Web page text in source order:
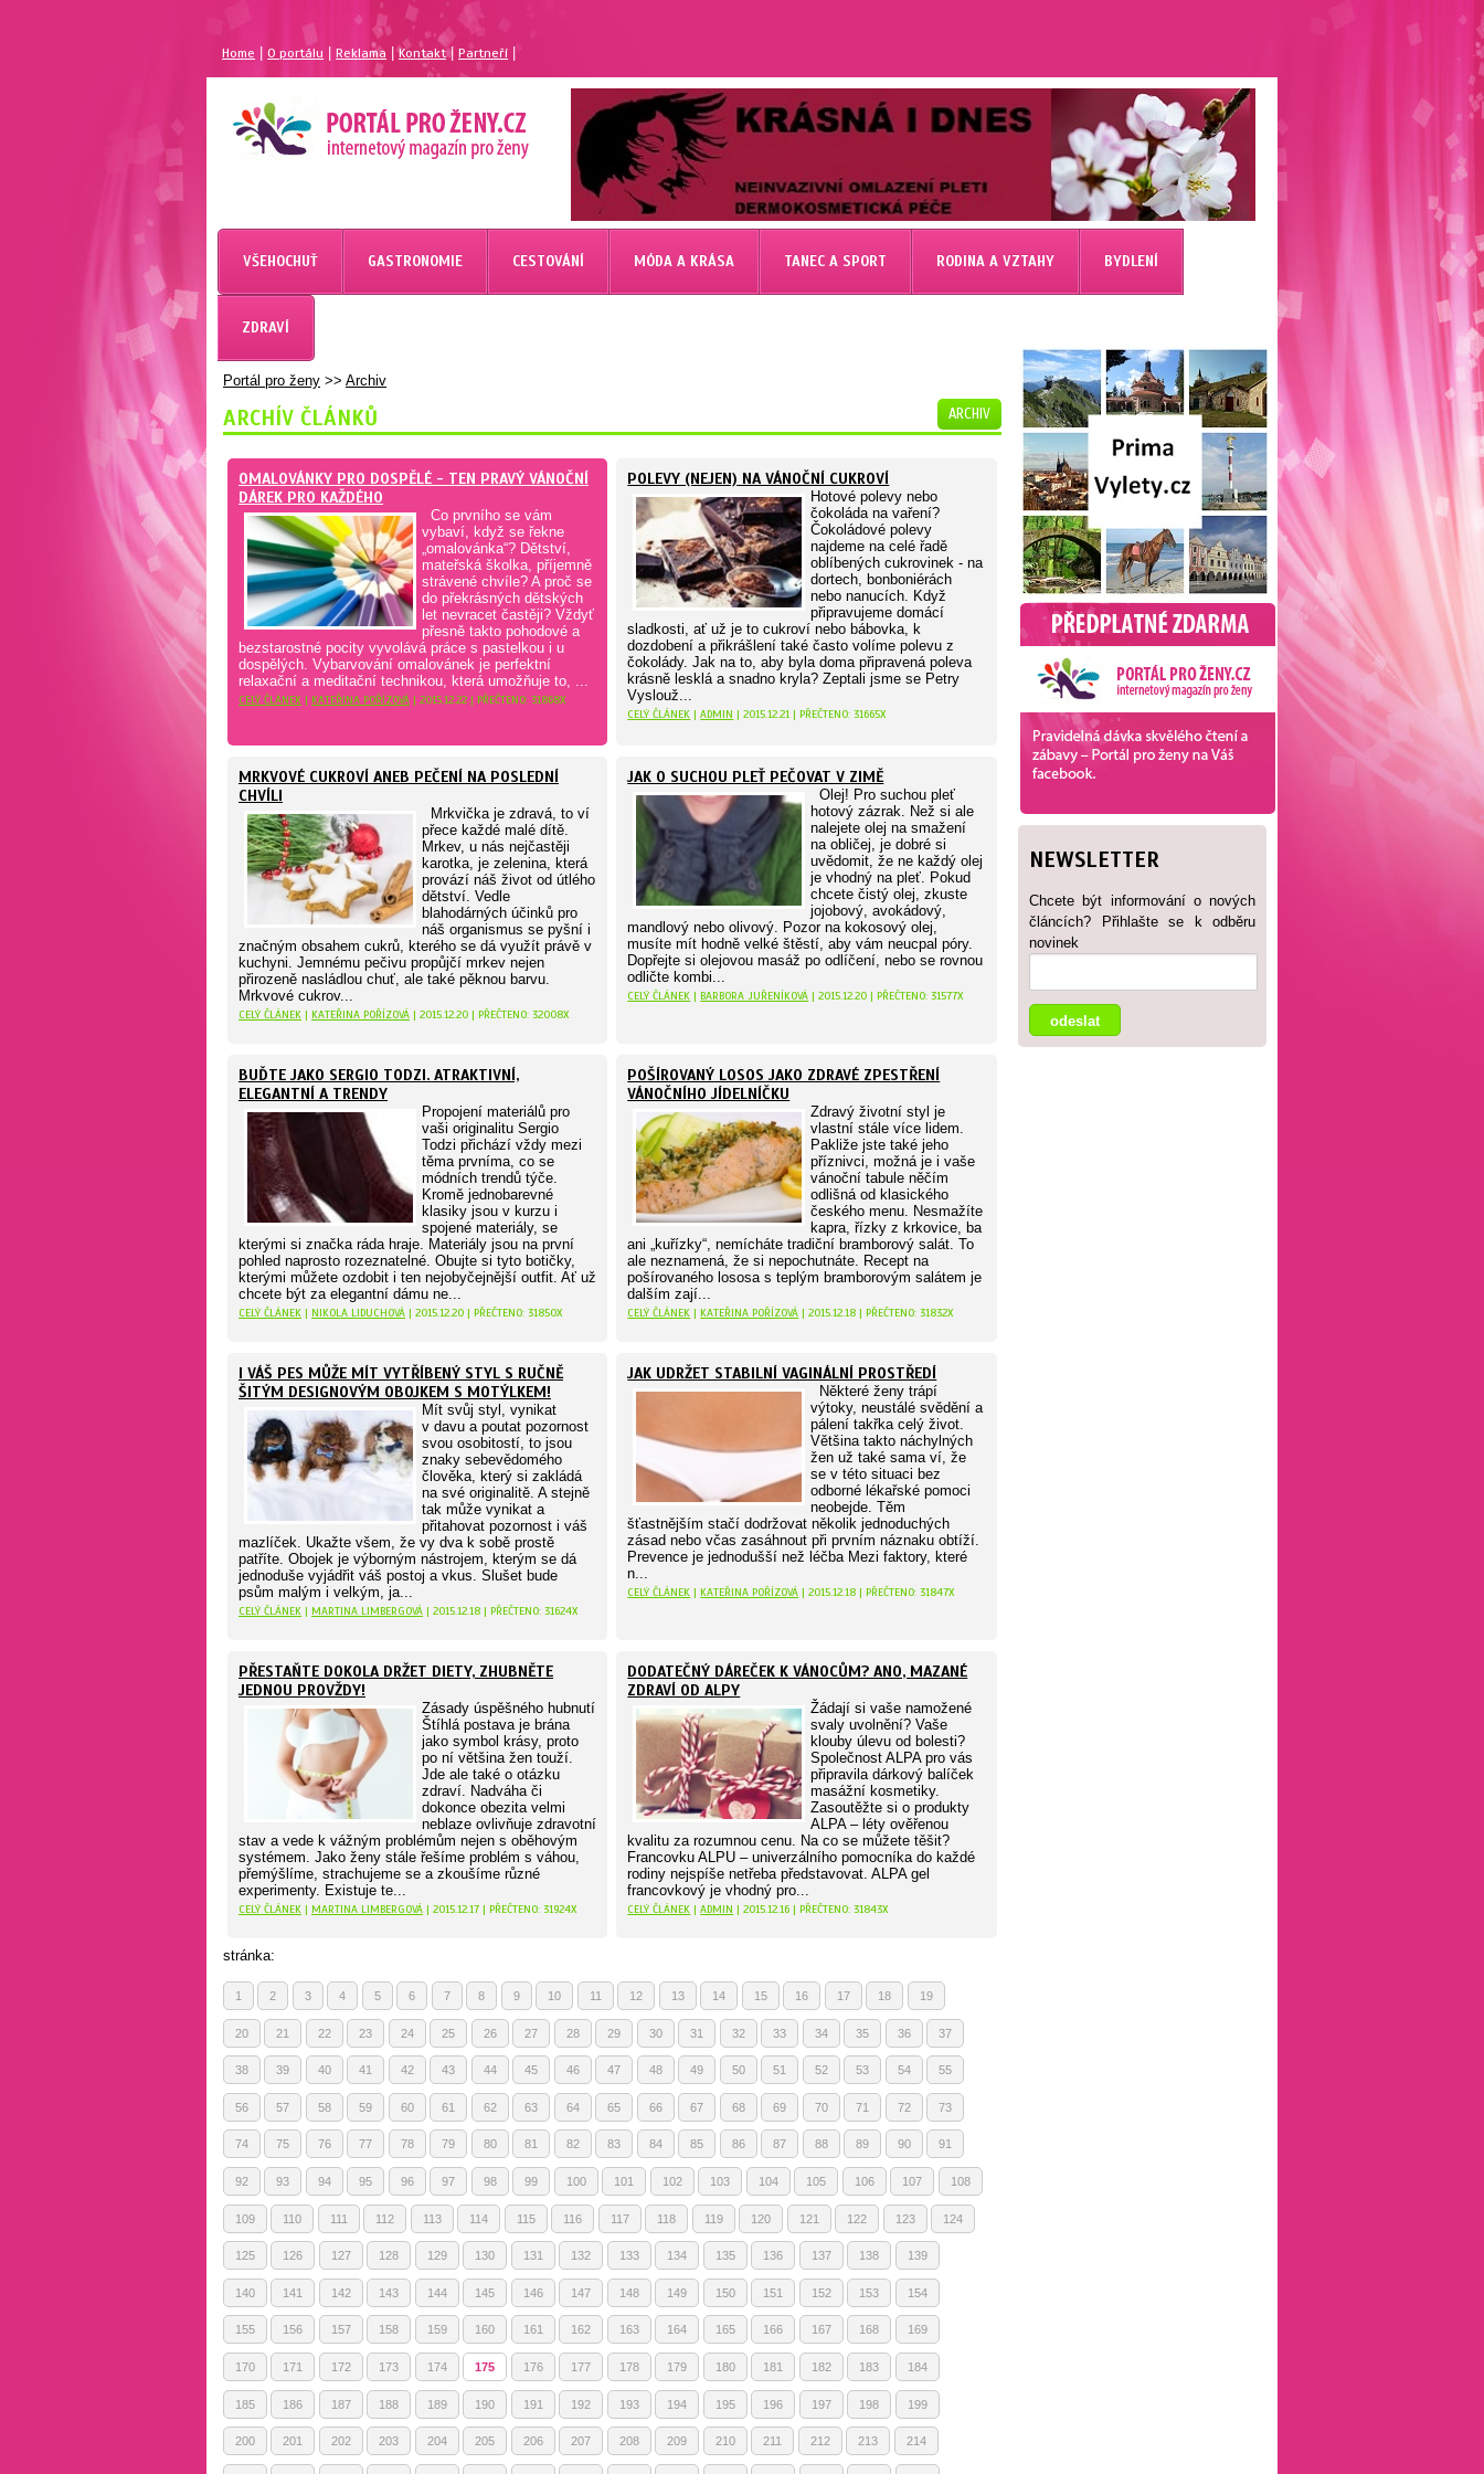
Home |O portálu Reklama Kontakt| Partneří
MAGAZÍN PRO ŽENY
PORTÁL PRO ŽENY.CZ
VŠEHOCHUŤ GASTRONOMIE CESTOVÁNÍ MÓDA A KRÁSA TANEC A SPORT RODINA A VZTAHY BYDLENÍ
ZDRAVÍ
NEWSLETTER
Chcete být informování o nových
článcích? Přihlašte se k odběru
novinek
Portál pro ženy >> Archiv
ARCHIV
ARCHÍV ČLÁNKŮ
OMALOVÁNKY PRO DOSPĚLÉ - TEN PRAVÝ VÁNOČNÍ
DÁREK PRO KAŽDÉHO
Co prvního se vám
vybaví, když se řekne
„omalovánka“? Dětství,
mateřská školka, příjemně
strávené chvíle? A proč se
do překrásných dětských
let nevracet častěji? Vždyť
přesně takto pohodové a
bezstarostné pocity vyvolává práce s pastelkou i u
dospělých. Vybarvování omalovánek je perfektní
relaxační a meditační technikou, která umožňuje to, ...
CELÝ ČLÁNEK | KATEŘINA POŘÍZOVÁ | 2015.12.22 | PŘEČTENO: 31868X
POLEVY (NEJEN) NA VÁNOČNÍ CUKROVÍ
Hotové polevy nebo
čokoláda na vaření?
Čokoládové polevy
najdeme na celé řadě
oblíbených cukrovinek - na
dortech, bonboniérách
nebo nanucích. Když
připravujeme domácí
sladkosti, ať už je to cukroví nebo bábovka, k
dozdobení a přikrášlení také často volíme polevu z
čokolády. Jak na to, aby byla doma připravená poleva
krásně lesklá a snadno kryla? Zeptali jsme se Petry
Vyslouž...
CELÝ ČLÁNEK |ADMIN | 2015.12.21 | PŘEČTENO: 31665X
MRKVOVÉ CUKROVÍ ANEB PEČENÍ NA POSLEDNÍ
CHVÍLI
Mrkvička je zdravá, to ví
přece každé malé dítě.
Mrkev, u nás nejčastěji
karotka, je zelenina, která
provází náš život od útlého
dětství. Vedle
blahodárných účinků pro
náš organismus se pyšní i
značným obsahem cukrů, kterého se dá využít právě v
kuchyni. Jemnému pečivu propůjčí mrkev nejen
přirozeně nasládlou chuť, ale také pěknou barvu.
Mrkvové cukrov...
CELÝ ČLÁNEK | KATEŘINA POŘÍZOVÁ | 2015.12.20 | PŘEČTENO: 32008X
JAK O SUCHOU PLEŤ PEČOVAT V ZIMĚ
Olej! Pro suchou pleť
hotový zázrak. Než si ale
nalejete olej na smažení
na obličej, je dobré si
uvědomit, že ne každý olej
je vhodný na pleť. Pokud
chcete čistý olej, zkuste
jojobový, avokádový,
mandlový nebo olivový. Pozor na kokosový olej,
musíte mít hodně velké štěstí, aby vám neucpal póry.
Dopřejte si olejovou masáž po odlíčení, nebo se rovnou
odličte kombi...
CELÝ ČLÁNEK | BARBORA JUŘENÍKOVÁ | 2015.12.20 | PŘEČTENO: 31577X
BUĎTE JAKO SERGIO TODZI. ATRAKTIVNÍ,
ELEGANTNÍ A TRENDY
Propojení materiálů pro
vaši originalitu Sergio
Todzi přichází vždy mezi
těma prvníma, co se
módních trendů týče.
Kromě jednobarevné
klasiky jsou v kurzu i
spojené materiály, se
kterými si značka ráda hraje. Materiály jsou na první
pohled naprosto rozeznatelné. Obujte si tyto botičky,
kterými můžete ozdobit i ten nejobyčejnější outfit. Ať už
chcete být za elegantní dámu ne...
CELÝ ČLÁNEK | NIKOLA LIDUCHOVÁ | 2015.12.20 | PŘEČTENO: 31850X
POŠÍROVANÝ LOSOS JAKO ZDRAVÉ ZPESTŘENÍ
VÁNOČNÍHO JÍDELNÍČKU
Zdravý životní styl je
vlastní stále více lidem.
Pakliže jste také jeho
příznivci, možná je i vaše
vánoční tabule něčím
odlišná od klasického
českého menu. Nesmažíte
kapra, řízky z krkovice, ba
ani „kuřízky“, nemícháte tradiční bramborový salát. To
ale neznamená, že si nepochutnáte. Recept na
pošírovaného lososa s teplým bramborovým salátem je
dalším zají...
CELÝ ČLÁNEK | KATEŘINA POŘÍZOVÁ | 2015.12.18 | PŘEČTENO: 31832X
I VÁŠ PES MŮŽE MÍT VYTŘÍBENÝ STYL S RUČNĚ
ŠITÝM DESIGNOVÝM OBOJKEM S MOTÝLKEM!
Mít svůj styl, vynikat
v davu a poutat pozornost
svou osobitostí, to jsou
znaky sebevědomého
člověka, který si zakládá
na své originalitě. A stejně
tak může vynikat a
přitahovat pozornost i váš
mazlíček. Ukažte všem, že vy dva k sobě prostě
patříte. Obojek je výborným nástrojem, kterým se dá
jednoduše vyjádřit váš postoj a vkus. Slušet bude
psům malým i velkým, ja...
CELÝ ČLÁNEK | MARTINA LIMBERGOVÁ | 2015.12.18 | PŘEČTENO: 31624X
JAK UDRŽET STABILNÍ VAGINÁLNÍ PROSTŘEDÍ
Některé ženy trápí
výtoky, neustálé svědění a
pálení takřka celý život.
Většina takto náchylných
žen už také sama ví, že
se v této situaci bez
odborné lékařské pomoci
neobejde. Těm
šťastnějším stačí dodržovat několik jednoduchých
zásad nebo včas zasáhnout při prvním náznaku obtíží.
Prevence je jednodušší než léčba Mezi faktory, které
n...
CELÝ ČLÁNEK | KATEŘINA POŘÍZOVÁ | 2015.12.18 | PŘEČTENO: 31847X
PŘESTAŇTE DOKOLA DRŽET DIETY, ZHUBNĚTE
JEDNOU PROVŽDY!
Zásady úspěšného hubnutí
Štíhlá postava je brána
jako symbol krásy, proto
po ní většina žen touží.
Jde ale také o otázku
zdraví. Nadváha či
dokonce obezita velmi
neblaze ovlivňuje zdravotní
stav a vede k vážným problémům nejen s oběhovým
systémem. Jako ženy stále řešíme problém s váhou,
přemýšlíme, strachujeme se a zkoušíme různé
experimenty. Existuje te...
CELÝ ČLÁNEK | MARTINA LIMBERGOVÁ | 2015.12.17 | PŘEČTENO: 31924X
DODATEČNÝ DÁREČEK K VÁNOCŮM? ANO, MAZANÉ
ZDRAVÍ OD ALPY
Žádají si vaše namožené
svaly uvolnění? Vaše
klouby úlevu od bolesti?
Společnost ALPA pro vás
připravila dárkový balíček
masážní kosmetiky.
Zasoutěžte si o produkty
ALPA – léty ověřenou
kvalitu za rozumnou cenu. Na co se můžete těšit?
Francovku ALPU – univerzálního pomocníka do každé
rodiny nejspíše netřeba představovat. ALPA gel
francovkový je vhodný pro...
CELÝ ČLÁNEK |ADMIN | 2015.12.16 | PŘEČTENO: 31843X
stránka:
1 2 3 4 5 6 7 8 9 10 11 12 13 14 15 16 17 18 19
20 21 22 23 24 25 26 27 28 29 30 31 32 33 34 35 36 37
38 39 40 41 42 43 44 45 46 47 48 49 50 51 52 53 54 55
56 57 58 59 60 61 62 63 64 65 66 67 68 69 70 71 72 73
74 75 76 77 78 79 80 81 82 83 84 85 86 87 88 89 90 91
92 93 94 95 96 97 98 99 100 101 102 103 104 105 106 107 108
109 110 111 112 113 114 115 116 117 118 119 120 121 122 123 124
125 126 127 128 129 130 131 132 133 134 135 136 137 138 139
140 141 142 143 144 145 146 147 148 149 150 151 152 153 154
155 156 157 158 159 160 161 162 163 164 165 166 167 168 169
170 171 172 173 174 175 176 177 178 179 180 181 182 183 184
185 186 187 188 189 190 191 192 193 194 195 196 197 198 199
200 201 202 203 204 205 206 207 208 209 210 211 212 213 214